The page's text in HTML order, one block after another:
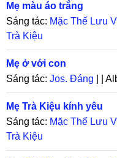
Mẹ màu áo trắng
Sáng tác: Mặc Thế Lưu
Trà Kiệu
Mẹ ở với con
Sáng tác: Jos. Đáng | |
Mẹ Trà Kiệu kính yêu
Sáng tác: Mặc Thế Lưu
Trà Kiệu